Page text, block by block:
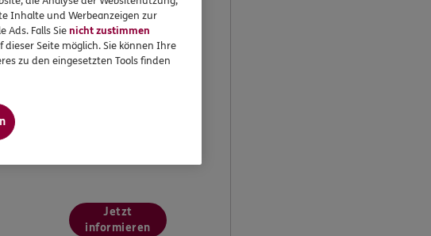
In Ihrem persönlichen
Kundenportal „Meine
Jetzt
informieren
Inhalte und Werbeanzeigen zur
Ads. Falls Sienicht zustimmen
Seite möglich. Sie können Ihre
zu den eingesetzten Tools finden